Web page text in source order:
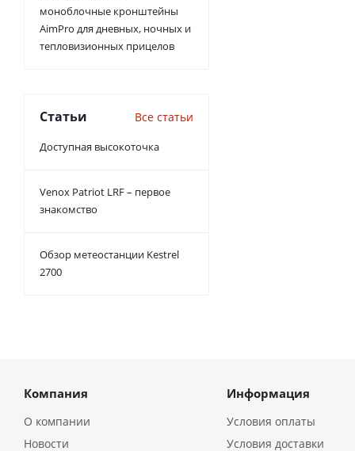
моноблочные кронштейны
AimPro для дневных, ночных и
тепловизионных прицелов
Статьи Все статьи
Доступная высокоточка
Venox Patriot LRF – первое
знакомство
Обзор метеостанции Kestrel
2700
Компания
О компании
Новости
Информация
Условия оплаты
Условия доставки